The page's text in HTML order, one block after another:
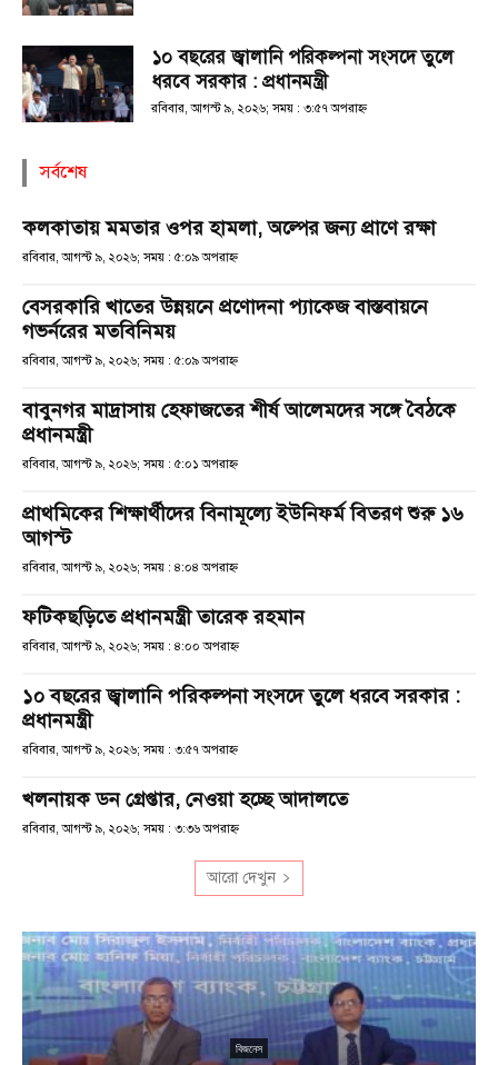
১০ বছরের জ্বালানি পরিকল্পনা সংসদে তুলে
ধরবে সরকার : প্রধানমন্ত্রী
রবিবার, আগস্ট ৯, ২০২৬; সময় : ৩:৫৭ অপরাহ্ণ
সর্বশেষ
কলকাতায় মমতার ওপর হামলা, অল্পের জন্য প্রাণে রক্ষা
রবিবার, আগস্ট ৯, ২০২৬; সময় : ৫:০৯ অপরাহ্ণ
বেসরকারি খাতের উন্নয়নে প্রণোদনা প্যাকেজ বাস্তবায়নে
গভর্নরের মতবিনিময়
রবিবার, আগস্ট ৯, ২০২৬; সময় : ৫:০৯ অপরাহ্ণ
বাবুনগর মাদ্রাসায় হেফাজতের শীর্ষ আলেমদের সঙ্গে বৈঠকে
প্রধানমন্ত্রী
রবিবার, আগস্ট ৯, ২০২৬; সময় : ৫:০১ অপরাহ্ণ
প্রাথমিকের শিক্ষার্থীদের বিনামূল্যে ইউনিফর্ম বিতরণ শুরু ১৬
আগস্ট
রবিবার, আগস্ট ৯, ২০২৬; সময় : ৪:০৪ অপরাহ্ণ
ফটিকছড়িতে প্রধানমন্ত্রী তারেক রহমান
রবিবার, আগস্ট ৯, ২০২৬; সময় : ৪:০০ অপরাহ্ণ
১০ বছরের জ্বালানি পরিকল্পনা সংসদে তুলে ধরবে সরকার :
প্রধানমন্ত্রী
রবিবার, আগস্ট ৯, ২০২৬; সময় : ৩:৫৭ অপরাহ্ণ
খলনায়ক ডন গ্রেপ্তার, নেওয়া হচ্ছে আদালতে
রবিবার, আগস্ট ৯, ২০২৬; সময় : ৩:৩৬ অপরাহ্ণ
আরো দেখুন
বিজনেস